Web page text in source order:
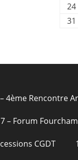
24
31
4ème Rencontre
– Forum
CGDT